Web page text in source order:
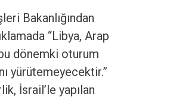
Bakanlığından
“Libya, Arap
dönemki oturum
yürütemeyecektir.”
İsrail’le yapılan